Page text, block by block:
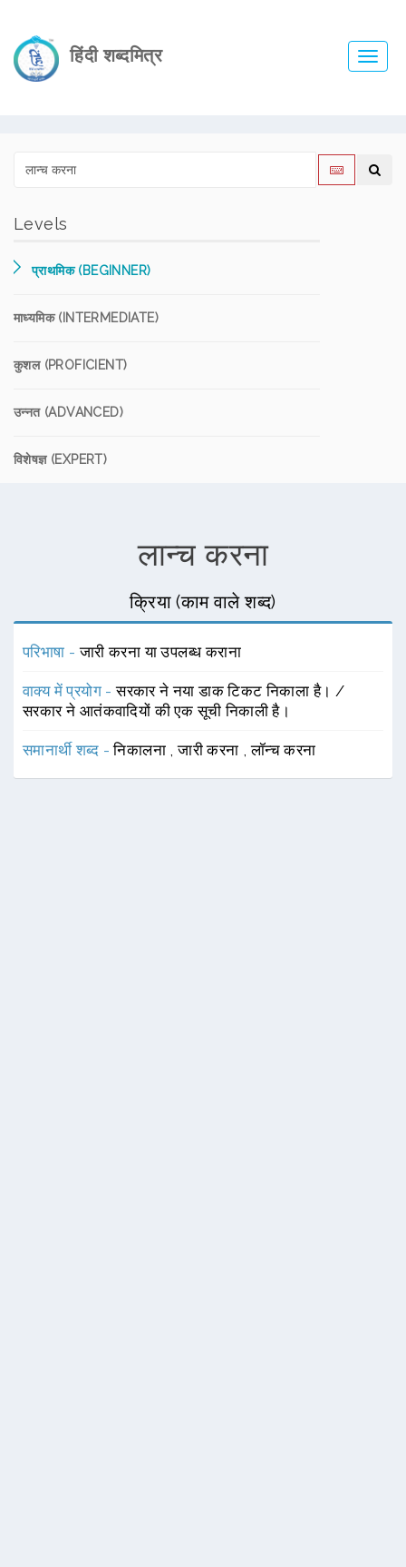
हिंदी शब्दमित्र
Levels
प्राथमिक (BEGINNER)
माध्यमिक (INTERMEDIATE)
कुशल (PROFICIENT)
उन्नत (ADVANCED)
विशेषज्ञ (EXPERT)
लान्च करना
क्रिया (काम वाले शब्द)
परिभाषा -जारी करना या उपलब्ध कराना
वाक्य में प्रयोग -सरकार ने नया डाक टिकट निकाला है। /
सरकार ने आतंकवादियों की एक सूची निकाली है।
समानार्थी शब्द -निकालना ,जारी करना ,लॉन्च करना